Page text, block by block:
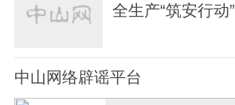
全生产“筑安行动”
中山网络辟谣平台